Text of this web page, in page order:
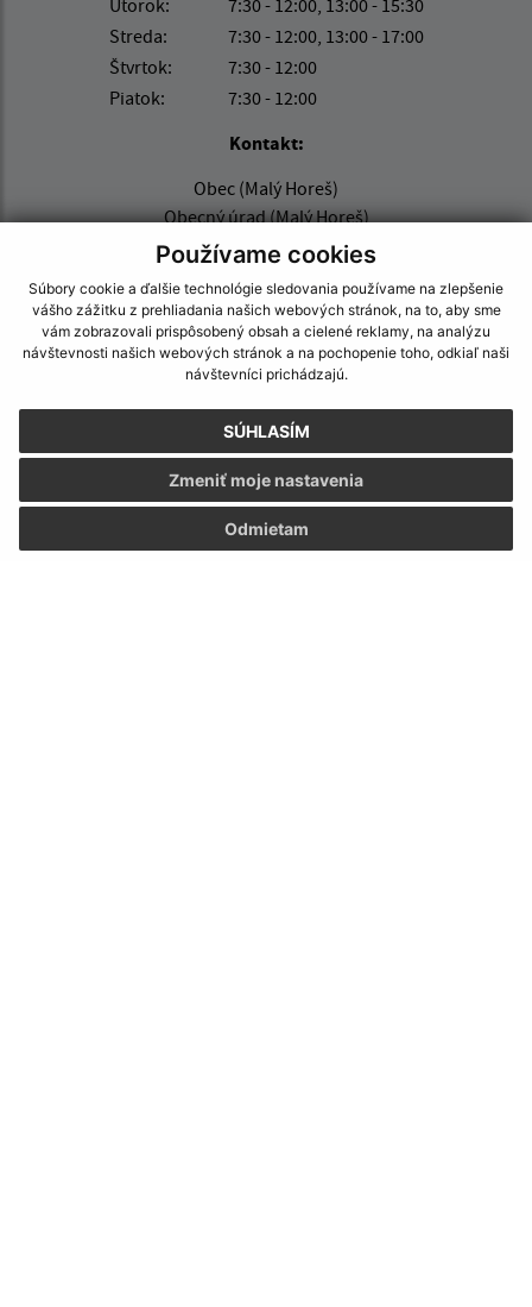
Používame cookies
Súbory cookie a ďalšie technológie sledovania používame na zlepšenie
vášho zážitku z prehliadania našich webových stránok, na to, aby sme
vám zobrazovali prispôsobený obsah a cielené reklamy, na analýzu
návštevnosti našich webových stránok a na pochopenie toho, odkiaľ naši
návštevníci prichádzajú.
SÚHLASÍM
Odmietam
Zmeniť moje nastavenia
Utorok:
7:30 - 12:00, 13:00 - 15:30
Streda:
7:30 - 12:00, 13:00 - 17:00
Štvrtok:
7:30 - 12:00
Piatok:
7:30 - 12:00
Kontakt:
Obec (Malý Horeš)
Obecný úrad (Malý Horeš)
Družstevná 233
info@malyhores.sk
+421 56 628 53 70